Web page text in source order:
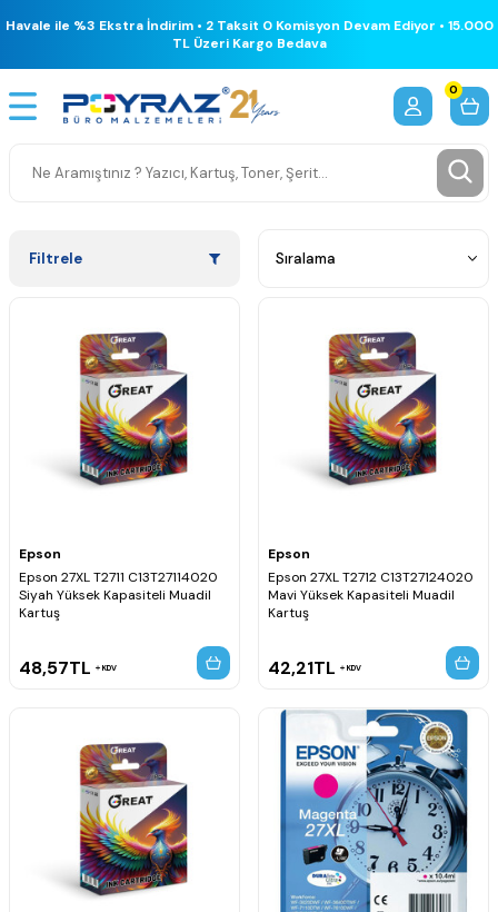
Havale ile %3 Ekstra İndirim • 2 Taksit 0 Komisyon Devam Ediyor • 15.000
TL Üzeri Kargo Bedava
0
Filtrele
Epson
Epson 27XL T2711 C13T27114020
Siyah Yüksek Kapasiteli Muadil
Kartuş
48,57TL KDV
Epson
Epson 27XL T2712 C13T27124020
Mavi Yüksek Kapasiteli Muadil
Kartuş
42,21TL KDV